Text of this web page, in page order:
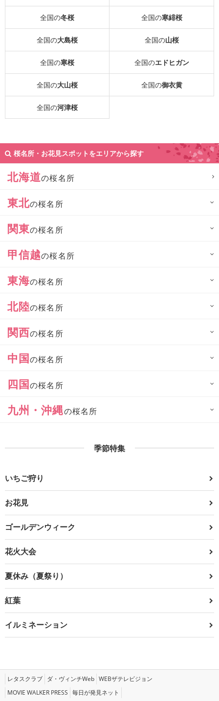
全国の冬桜 全国の寒緋桜
全国の大島桜 全国の山桜
全国の寒桜 全国のエドヒガン
全国の大山桜 全国の御衣黄
全国の河津桜
桜名所・お花見スポットをエリアから探す
北海道の桜名所
東北の桜名所
関東の桜名所
甲信越の桜名所
東海の桜名所
北陸の桜名所
関西の桜名所
中国の桜名所
四国の桜名所
九州・沖縄の桜名所
季節特集
いちご狩り
お花見
ゴールデンウィーク
花火大会
夏休み（夏祭り）
紅葉
イルミネーション
レタスクラブ ダ・ヴィンチWeb WEBザテレビジョン
MOVIE WALKER PRESS 毎日が発見ネット